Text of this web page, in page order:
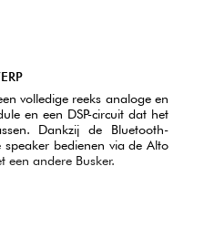
volledige reeks analoge en
en een DSP-circuit dat het
Dankzij de Bluetooth-
bedienen via de Alto
een andere Busker.